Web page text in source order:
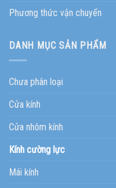
Phương thức vận chuyển
DANH MỤC SẢN PHẨM
Chưa phân loại
Cửa kính
Cửa nhôm kính
Kính cường lực
Mái kính